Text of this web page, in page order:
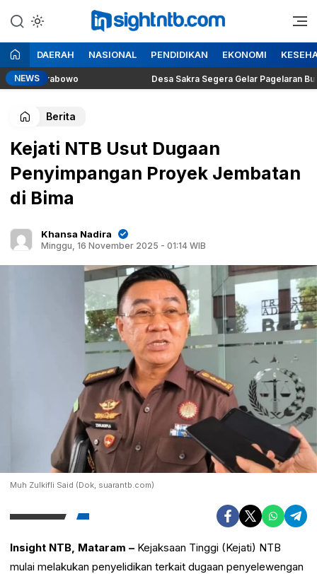
ke
konten
Insight NTB
Berita Seputar NTB
DAERAH NASIONAL PENDIDIKAN EKONOMI
NEWS
Prabowo Desa Sakra Segera Gelar Pagelaran Budaya
Berita
Kejati NTB Usut Dugaan
Penyimpangan Proyek Jembatan
di Bima
Khansa Nadira
Minggu, 16 November 2025 - 01:14 WIB
Muh Zulkifli Said (Dok, suarantb.com)
Insight NTB, Mataram – Kejaksaan Tinggi (Kejati) NTB
mulai melakukan penyelidikan terkait dugaan penyelewengan